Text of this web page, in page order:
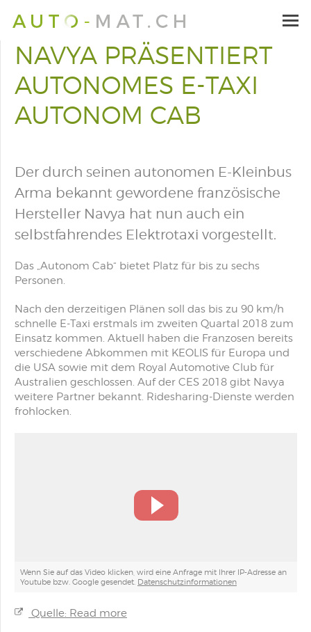
NAVYA PRÄSENTIERT
AUTONOMES E-TAXI
AUTONOM CAB
Der durch seinen autonomen E-Kleinbus
Arma bekannt gewordene französische
Hersteller Navya hat nun auch ein
selbstfahrendes Elektrotaxi vorgestellt.
Das „Autonom Cab“ bietet Platz für bis zu sechs
Personen.
Nach den derzeitigen Plänen soll das bis zu 90 km/h
schnelle E-Taxi erstmals im zweiten Quartal 2018 zum
Einsatz kommen. Aktuell haben die Franzosen bereits
verschiedene Abkommen mit KEOLIS für Europa und
die USA sowie mit dem Royal Automotive Club für
Australien geschlossen. Auf der CES 2018 gibt Navya
weitere Partner bekannt. Ridesharing-Dienste werden
frohlocken.
Wenn Sie auf das Video klicken, wird eine Anfrage mit Ihrer IP-Adresse an
Youtube bzw. Google gesendet. Datenschutzinformationen
Quelle: Read more